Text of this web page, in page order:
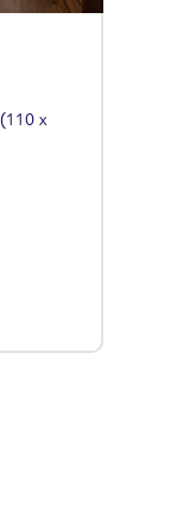
x
son